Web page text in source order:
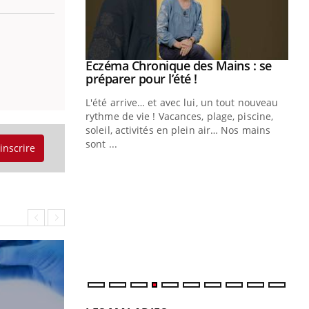
Youtube
Eczéma Chronique des Mains : se
préparer pour l’été !Youtube
L'été arrive… et avec lui, un tout nouveau
rythme de vie ! Vacances, plage, piscine,
soleil, activités en plein air… Nos mains
sont ...